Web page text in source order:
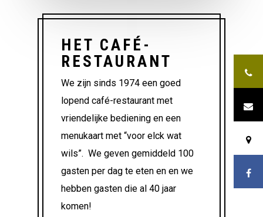
HET CAFÉ-
RESTAURANT
We zijn sinds 1974 een goed
lopend café-restaurant met
vriendelijke bediening en een
menukaart met “voor elck wat
wils”. We geven gemiddeld 100
gasten per dag te eten en en we
hebben gasten die al 40 jaar
komen!